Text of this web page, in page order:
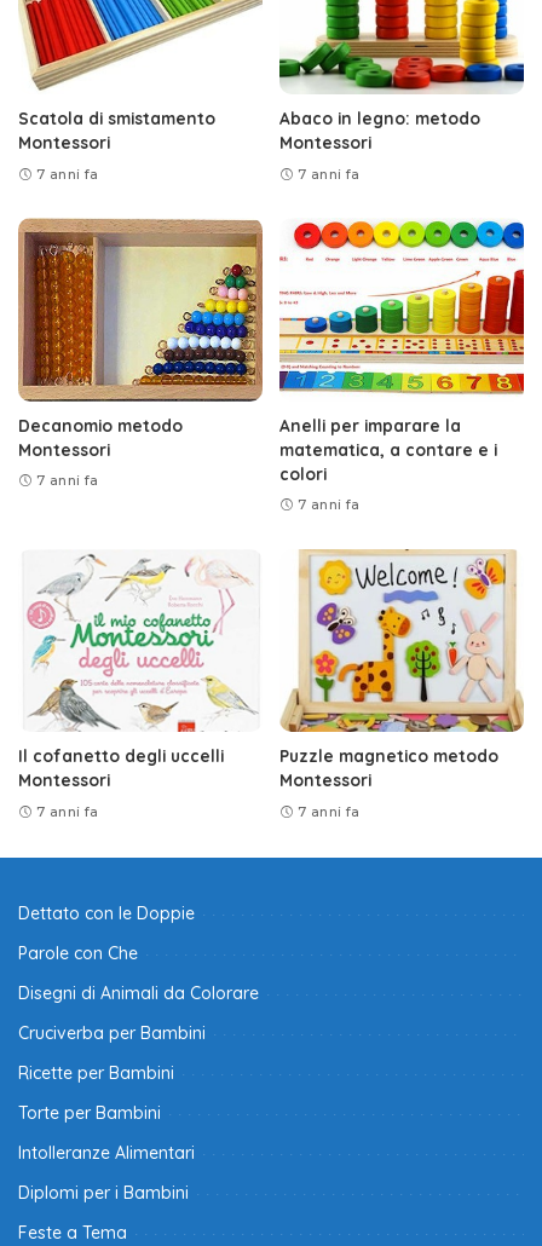
Scatola di smistamento
Montessori
7 anni fa
Abaco in legno: metodo
Montessori
7 anni fa
Decanomio metodo
Montessori
7 anni fa
Anelli per imparare la
matematica, a contare e i
colori
7 anni fa
Il cofanetto degli uccelli
Montessori
7 anni fa
Puzzle magnetico metodo
Montessori
7 anni fa
Dettato con le Doppie
Parole con Che
Disegni di Animali da Colorare
Cruciverba per Bambini
Ricette per Bambini
Torte per Bambini
Intolleranze Alimentari
Diplomi per i Bambini
Feste a Tema